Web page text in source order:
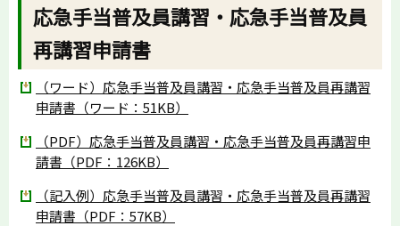
応急手当普及員講習・応急手当普及員
再講習申請書
（ワード）応急手当普及員講習・応急手当普及員再講習
申請書（ワード：51KB）
（PDF）応急手当普及員講習・応急手当普及員再講習申
請書（PDF：126KB）
（記入例）応急手当普及員講習・応急手当普及員再講習
申請書（PDF：57KB）